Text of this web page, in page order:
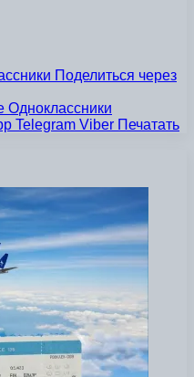
Поделиться через
Одноклассники
Telegram Viber Печатать